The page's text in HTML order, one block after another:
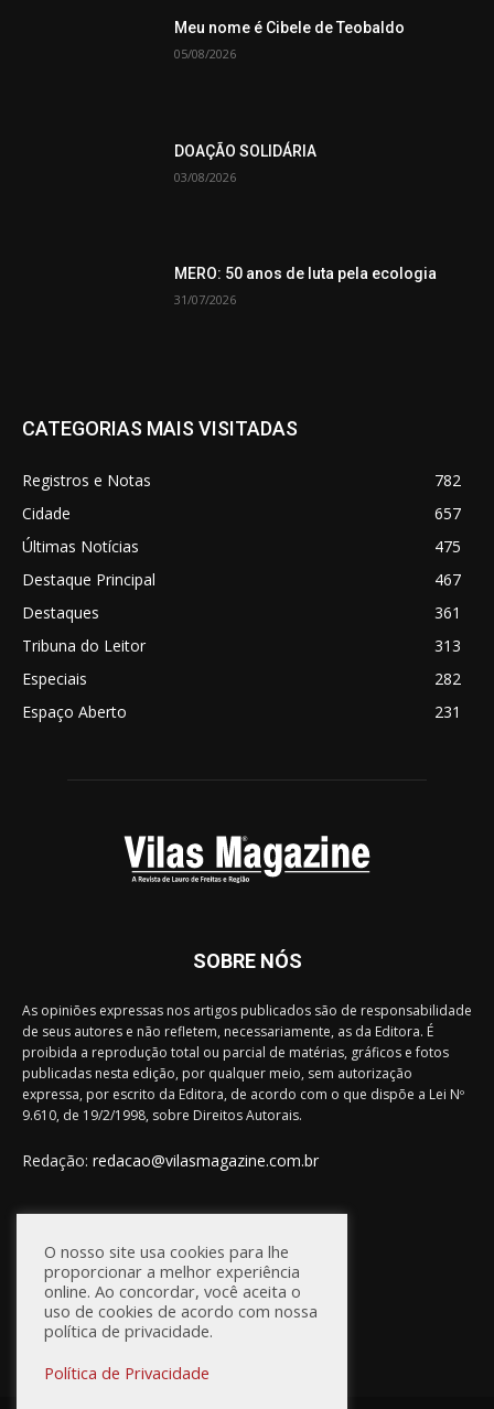
Meu nome é Cibele de Teobaldo
05/08/2026
DOAÇÃO SOLIDÁRIA
03/08/2026
MERO: 50 anos de luta pela ecologia
31/07/2026
CATEGORIAS MAIS VISITADAS
Registros e Notas
782
Cidade
657
Últimas Notícias
475
Destaque Principal
467
Destaques
361
Tribuna do Leitor
313
Especiais
282
Espaço Aberto
231
SOBRE NÓS
As opiniões expressas nos artigos publicados são de responsabilidade
de seus autores e não refletem, necessariamente, as da Editora. É
proibida a reprodução total ou parcial de matérias, gráficos e fotos
publicadas nesta edição, por qualquer meio, sem autorização
expressa, por escrito da Editora, de acordo com o que dispõe a Lei Nº
9.610, de 19/2/1998, sobre Direitos Autorais.
Redação: redacao@vilasmagazine.com.br
FIQUE CONECTADO
O nosso site usa cookies para lhe
proporcionar a melhor experiência
online. Ao concordar, você aceita o
uso de cookies de acordo com nossa
política de privacidade.
Política de Privacidade